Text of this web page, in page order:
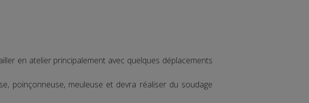
en atelier principalement avec quelques déplacements
poinçonneuse, meuleuse et devra réaliser du soudage